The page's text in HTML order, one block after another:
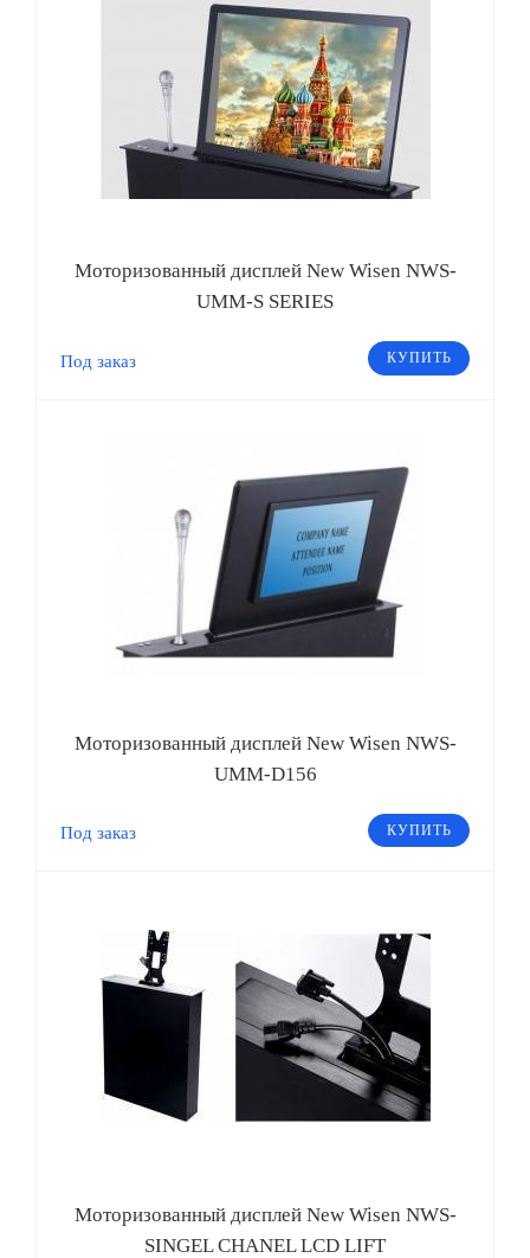
Моторизованный дисплей New Wisen NWS-
UMM-S SERIES
Под заказ КУПИТЬ
Моторизованный дисплей New Wisen NWS-
UMM-D156
Под заказ КУПИТЬ
Моторизованный дисплей New Wisen NWS-
SINGEL CHANEL LCD LIFT